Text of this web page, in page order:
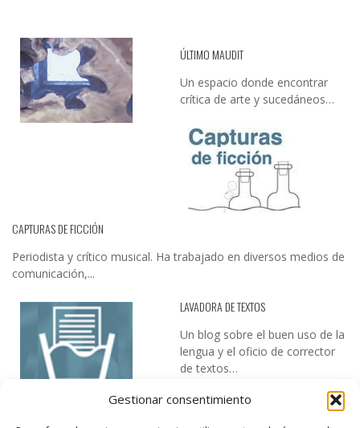
Gestionar consentimiento
ÚLTIMO MAUDIT
Un espacio donde encontrar
crítica de arte y sucedáneos…
CAPTURAS DE FICCIÓN
Periodista y crítico musical. Ha trabajado en diversos medios de
comunicación,...
LAVADORA DE TEXTOS
Un blog sobre el buen uso de la
lengua y el oficio de corrector
de textos…